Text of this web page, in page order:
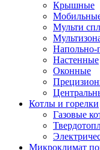
Крышные
Мульти
Напольно-
Настенные
Оконные
Котлы и горелки
Газовые
Микроклимат